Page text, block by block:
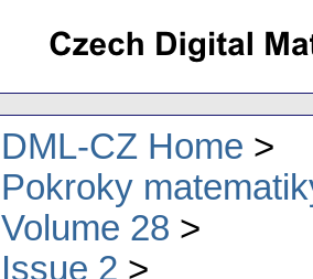
DML-CZ Home
Pokroky
Volume 28
Issue 2